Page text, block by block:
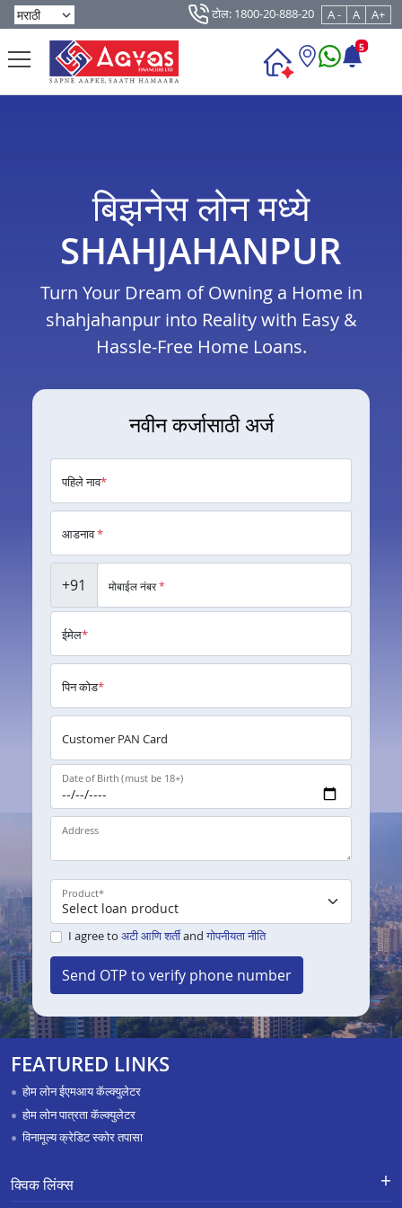
टोल: 1800-20-888-20 A - A A+
5
बिझनेस लोन मध्ये
SHAHJAHANPUR
Turn Your Dream of Owning a Home in
shahjahanpur into Reality with Easy &
Hassle-Free Home Loans.
नवीन कर्जासाठी अर्ज
पहिले नाव*
आडनाव*
+91 मोबाईल नंबर*
ईमेल*
पिन कोड*
Customer PAN Card
Date of Birth (must be 18+)
Address
Product*
I agree to अटी आणि शर्तीand गोपनीयता नीति
Send OTP to verify phone number
FEATURED LINKS
होम लोन ईएमआय कॅल्क्युलेटर
होम लोन पात्रता कॅल्क्युलेटर
विनामूल्य क्रेडिट स्कोर तपासा
क्विक लिंक्स